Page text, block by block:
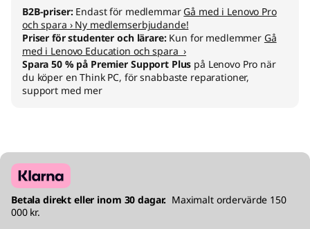
B2B-priser: Endast för medlemmar Gå med i Lenovo Pro
och spara › Ny medlemserbjudande!
Priser för studenter och lärare: Kun for medlemmer Gå
med i Lenovo Education och spara ›
Spara 50 % på Premier Support Plus på Lenovo Pro när
du köper en Think PC, för snabbaste reparationer,
support med mer
Betala direkt eller inom 30 dagar. Maximalt ordervärde 150
000 kr.